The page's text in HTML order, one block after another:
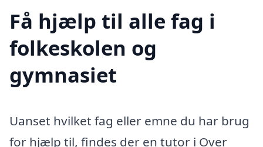
Få hjælp til alle fag i
folkeskolen og
gymnasiet
Uanset hvilket fag eller emne du har brug
for hjælp til, findes der en tutor i Over